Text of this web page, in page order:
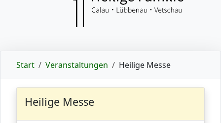
Start Veranstaltungen Heilige Messe
Heilige Messe